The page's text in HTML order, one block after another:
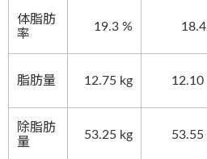
体脂肪
率
19.3 % 18.4
脂肪量 12.75 kg 12.10
除脂肪
量
53.25 kg 53.55